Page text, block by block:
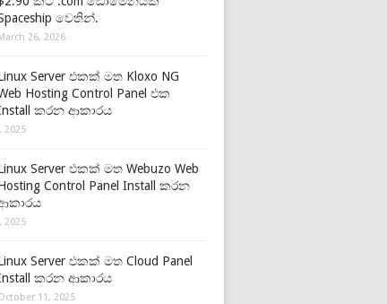
වෙතින්.
26, 2026
Server එකක් මත Kloxo NG
Hosting Control Panel එක
කරන ආකාරය
2025
Server එකක් මත Webuzo Web
Control Panel Install කරන
2025
Server එකක් මත Cloud Panel
කරන ආකාරය
11, 2025